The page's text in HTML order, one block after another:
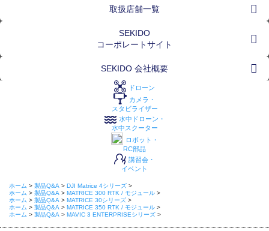
取扱店舗一覧
SEKIDO
コーポレートサイト
SEKIDO 会社概要
ドローン
カメラ・
スタビライザー
水中ドローン・
水中スクーター
ロボット・
RC部品
講習会・
イベント
ホーム > 製品Q&A > DJI Matrice 4シリーズ >
ホーム > 製品Q&A > MATRICE 300 RTK / モジュール >
ホーム > 製品Q&A > MATRICE 30シリーズ >
ホーム > 製品Q&A > MATRICE 350 RTK / モジュール >
ホーム > 製品Q&A > MAVIC 3 ENTERPRISEシリーズ >